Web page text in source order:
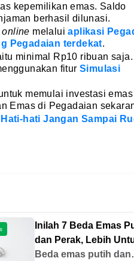
kepemilikan emas. Saldo
berhasil dilunasi.
online melaluiaplikasi
Pegadaian terdekat.
minimal Rp10 ribuan saja.
fitur Simulasi
memulai investasi
Emas di Pegadaian
hati Jangan Sampai
Inilah 7 Beda Emas
dan Perak, Lebih
yang Mana?
Beda emas putih dan